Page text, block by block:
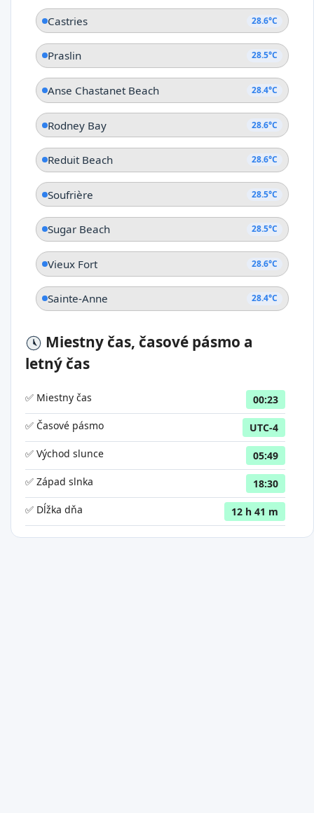
Castries 28.6°C
Praslin 28.5°C
Anse Chastanet Beach 28.4°C
Rodney Bay 28.6°C
Reduit Beach 28.6°C
Soufrière 28.5°C
Sugar Beach 28.5°C
Vieux Fort 28.6°C
Sainte-Anne 28.4°C
Miestny čas, časové pásmo a
letný čas
✅ Miestny čas
00:23
✅ Časové pásmo
UTC-4
✅ Východ slunce
05:49
✅ Západ slnka
18:30
✅ Dĺžka dňa
12 h 41 m